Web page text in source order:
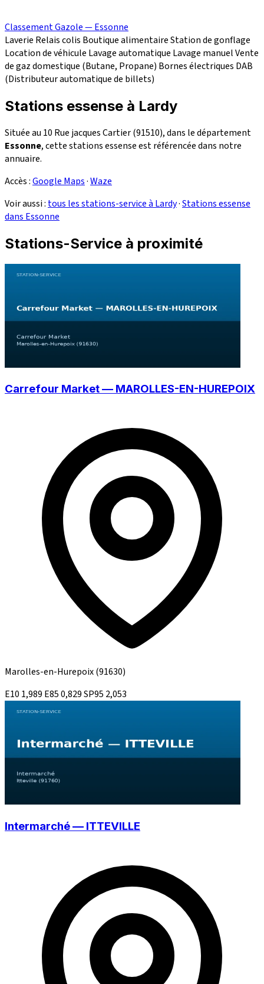
Classement Gazole — Essonne
Laverie Relais colis Boutique alimentaireStation de gonflage
Location de véhicule Lavage automatique Lavage manuelVente
de gaz domestique (Butane, Propane) Bornes électriques DAB
(Distributeur automatique de billets)
Stations essense à Lardy
Située au 10 Rue jacques Cartier (91510), dans le département
Essonne, cette stations essense est référencée dans notre
annuaire.
Accès :Google Maps·Waze
Voir aussi : tous les stations-service à Lardy·Stations essense
dans Essonne
Stations-Service à proximité
Carrefour Market — MAROLLES-EN-HUREPOIX
Marolles-en-Hurepoix(91630)
E10 1,989 E850,829SP95 2,053
Intermarché — ITTEVILLE